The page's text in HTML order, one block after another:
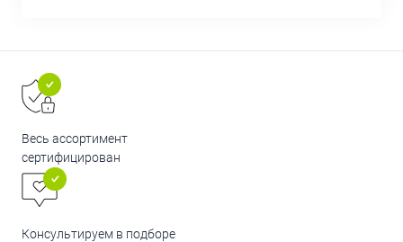
Весь ассортимент
сертифицирован
Консультируем в подборе